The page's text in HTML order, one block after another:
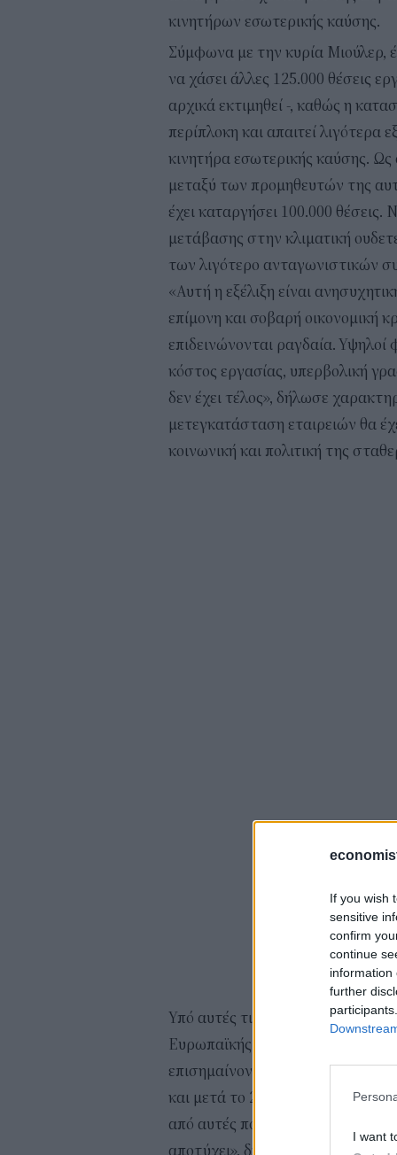
If you wish
sensitive
confirm
continue
information
further
I want
κινητήρων εσωτερικής καύσης.
Σύμφωνα με την κυρία Μιούλερ,
να χάσει άλλες 125.000 θέσεις
αρχικά εκτιμηθεί -, καθώς η
περίπλοκη και απαιτεί
κινητήρα εσωτερικής καύσης. Ως
μεταξύ των προμηθευτών της
έχει καταργήσει 100.000 θέσεις.
μετάβασης στην κλιματική
των λιγότερο ανταγωνιστικών
«Αυτή η εξέλιξη είναι
επίμονη και σοβαρή οικονομική
επιδεινώνονται ραγδαία. Υψηλοί
κόστος εργασίας, υπερβολική
δεν έχει τέλος», δήλωσε
μετεγκατάσταση εταιρειών θα
κοινωνική και πολιτική της
Υπό αυτές τις συνθήκες, η VDA
Ευρωπαϊκής Ένωσης για
επισημαίνοντας ότι, εάν
και μετά το 2035, θα μπορούσαν
από αυτές που σήμερα
αποτύχει», δήλωσε η